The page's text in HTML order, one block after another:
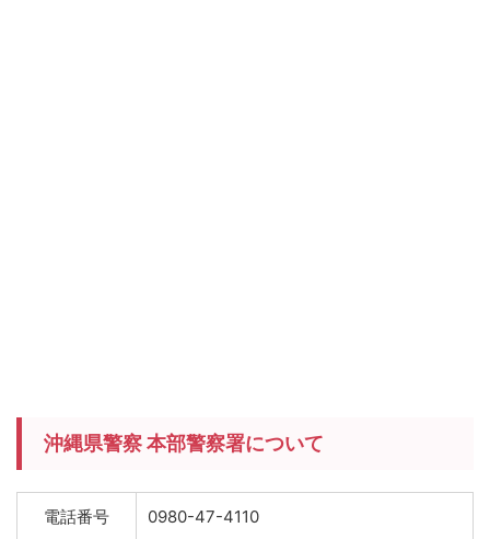
沖縄県警察 本部警察署について
電話番号 0980-47-4110